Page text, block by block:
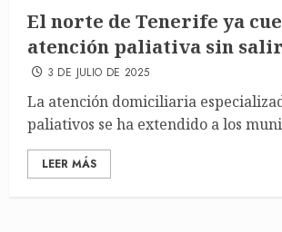
El norte de Tenerife ya
atención paliativa sin salir
3 DE JULIO DE 2025
La atención domiciliaria
paliativos se ha extendido a los
LEER MÁS